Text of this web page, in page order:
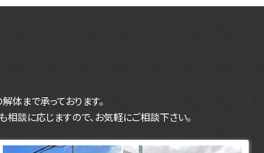
体まで承っております。
談に応じますので、お気軽にご相談下さい。